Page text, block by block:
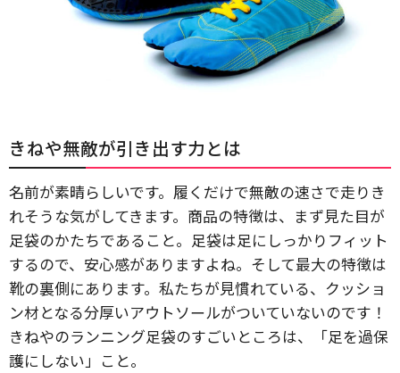
きねや無敵が引き出す力とは
名前が素晴らしいです。履くだけで無敵の速さで走りき
れそうな気がしてきます。商品の特徴は、まず見た目が
足袋のかたちであること。足袋は足にしっかりフィット
するので、安心感がありますよね。そして最大の特徴は
靴の裏側にあります。私たちが見慣れている、クッショ
ン材となる分厚いアウトソールがついていないのです！
きねやのランニング足袋のすごいところは、「足を過保
護にしない」こと。